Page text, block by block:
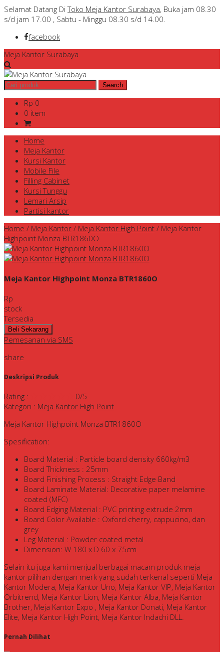
Selamat Datang DiToko Meja Kantor Surabaya, Buka jam 08.30
s/d jam 17.00 , Sabtu - Minggu 08.30 s/d 14.00.
facebook
Meja Kantor Surabaya
Rp 0
0 item
Home
Meja Kantor
Kursi Kantor
Mobile File
Filling Cabinet
Kursi Tunggu
Lemari Arsip
Partisi kantor
Home / Meja Kantor / Meja Kantor High Point / Meja Kantor
Highpoint Monza BTR1860O
Meja Kantor Highpoint Monza BTR1860O
Rp
stock
Tersedia
Pemesanan via SMS
share
Deskripsi Produk
Rating : 0/5
Kategori : Meja Kantor High Point
Meja Kantor Highpoint Monza BTR1860O
Spesification:
Board Material : Particle board density 660kg/m3
Board Thickness : 25mm
Board Finishing Process : Straight Edge Band
Board Laminate Material: Decorative paper melamine
coated (MFC)
Board Edging Material : PVC printing extrude 2mm
Board Color Available : Oxford cherry, cappucino, dan
grey
Leg Material : Powder coated metal
Dimension: W 180 x D 60 x 75cm
Selain itu juga kami menjual berbagai macam produk meja
kantor pilihan dengan merk yang sudah terkenal seperti Meja
Kantor Modera, Meja Kantor Uno, Meja Kantor VIP, Meja Kantor
Orbitrend, Meja Kantor Lion, Meja Kantor Alba, Meja Kantor
Brother, Meja Kantor Expo , Meja Kantor Donati, Meja Kantor
Elite, Meja Kantor High Point, Meja Kantor Indachi DLL.
Pernah Dilihat